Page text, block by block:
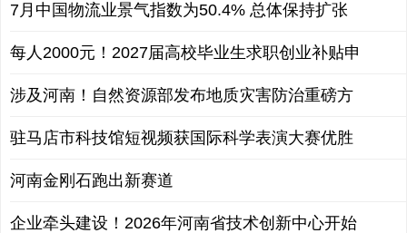
7月中国物流业景气指数为50.4% 总体保持扩张
每人2000元！2027届高校毕业生求职创业补贴申
涉及河南！自然资源部发布地质灾害防治重磅方
驻马店市科技馆短视频获国际科学表演大赛优胜
河南金刚石跑出新赛道
企业牵头建设！2026年河南省技术创新中心开始